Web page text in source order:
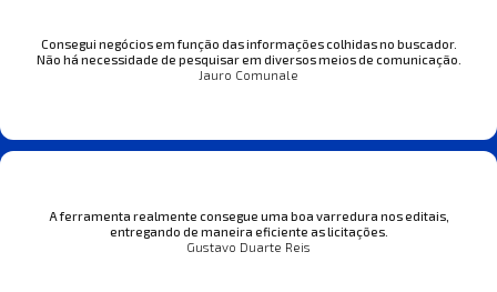
Consegui negócios em função das informações colhidas no buscador.
Não há necessidade de pesquisar em diversos meios de comunicação.
Jauro Comunale
A ferramenta realmente consegue uma boa varredura nos editais,
entregando de maneira eficiente as licitações.
Gustavo Duarte Reis